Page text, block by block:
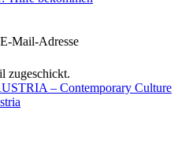
Mail-Adresse
zugeschickt.
– Contemporary Culture